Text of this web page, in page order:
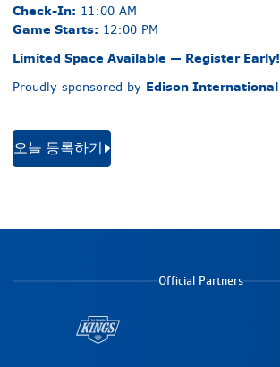
Check-In: 11:00 AM
Game Starts: 12:00 PM
Limited Space Available — Register Early!
Proudly sponsored by Edison International
오늘 등록하기
Official Partners